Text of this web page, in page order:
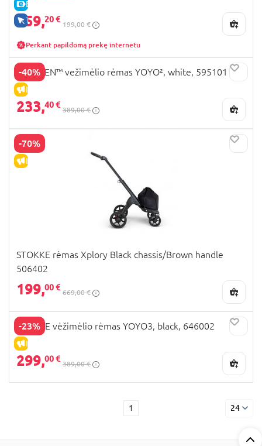
E-KAINA
TIK INTERNETU
159,20 €
199,00 €
Perkant papildomą prekę internetu
-40%
IŠPARDAVIMAS
BABYZEN™ vežimėlio rėmas YOYO², white, 595101
233,40 €
389,00 €
-70%
IŠPARDAVIMAS
STOKKE rėmas Xplory Black chassis/Brown handle
506402
199,00 €
669,00 €
-23%
IŠPARDAVIMAS
STOKKE vėžimėlio rėmas YOYO3, black, 646002
299,00 €
389,00 €
1 24